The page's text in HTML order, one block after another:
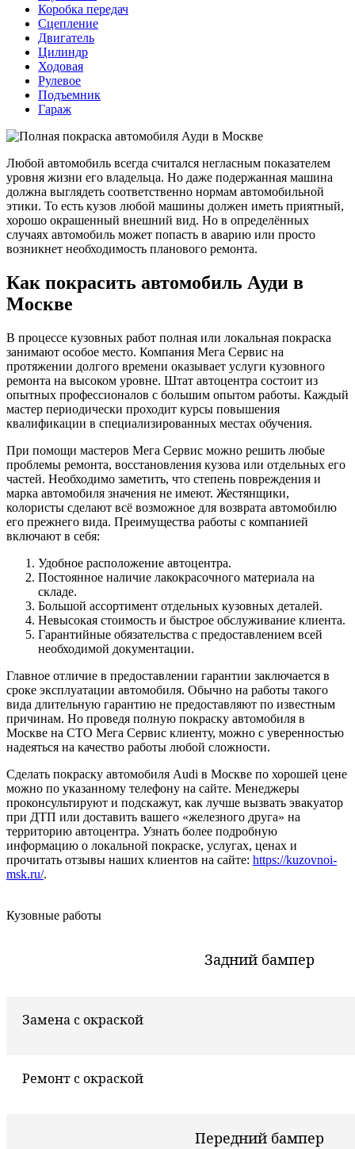
Коробка передач
Сцепление
Двигатель
Цилиндр
Ходовая
Рулевое
Подъемник
Гараж
Любой автомобиль всегда считался негласным показателем
уровня жизни его владельца. Но даже подержанная машина
должна выглядеть соответственно нормам автомобильной
этики. То есть кузов любой машины должен иметь приятный,
хорошо окрашенный внешний вид. Но в определённых
случаях автомобиль может попасть в аварию или просто
возникнет необходимость планового ремонта.
Как покрасить автомобиль Ауди в
Москве
В процессе кузовных работ полная или локальная покраска
занимают особое место. Компания Мега Сервис на
протяжении долгого времени оказывает услуги кузовного
ремонта на высоком уровне. Штат автоцентра состоит из
опытных профессионалов с большим опытом работы. Каждый
мастер периодически проходит курсы повышения
квалификации в специализированных местах обучения.
При помощи мастеров Мега Сервис можно решить любые
проблемы ремонта, восстановления кузова или отдельных его
частей. Необходимо заметить, что степень повреждения и
марка автомобиля значения не имеют. Жестянщики,
колористы сделают всё возможное для возврата автомобилю
его прежнего вида. Преимущества работы с компанией
включают в себя:
Удобное расположение автоцентра.
Постоянное наличие лакокрасочного материала на
складе.
Большой ассортимент отдельных кузовных деталей.
Невысокая стоимость и быстрое обслуживание клиента.
Гарантийные обязательства с предоставлением всей
необходимой документации.
Главное отличие в предоставлении гарантии заключается в
сроке эксплуатации автомобиля. Обычно на работы такого
вида длительную гарантию не предоставляют по известным
причинам. Но проведя полную покраску автомобиля в
Москве на СТО Мега Сервис клиенту, можно с уверенностью
надеяться на качество работы любой сложности.
Сделать покраску автомобиля Audi в Москве по хорошей цене
можно по указанному телефону на сайте. Менеджеры
проконсультируют и подскажут, как лучше вызвать эвакуатор
при ДТП или доставить вашего «железного друга» на
территорию автоцентра. Узнать более подробную
информацию о локальной покраске, услугах, ценах и
прочитать отзывы наших клиентов на сайте: https://kuzovnoi-
msk.ru/.
Кузовные работы
Задний бампер
Замена с окраской
Ремонт с окраской
Передний бампер